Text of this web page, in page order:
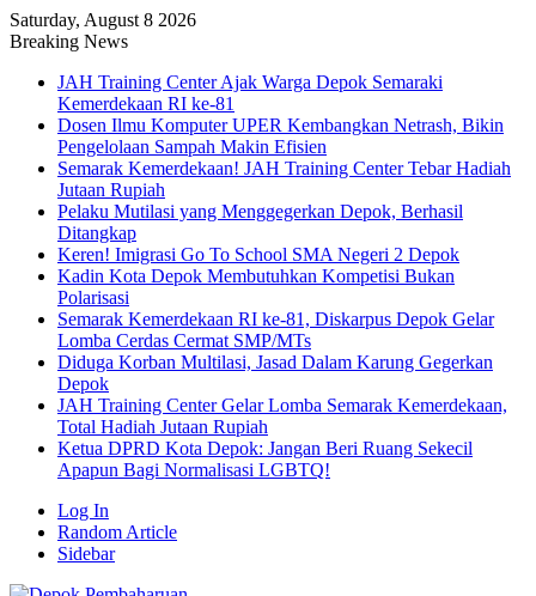
Saturday, August 8 2026
Breaking News
JAH Training Center Ajak Warga Depok Semaraki
Kemerdekaan RI ke-81
Dosen Ilmu Komputer UPER Kembangkan Netrash, Bikin
Pengelolaan Sampah Makin Efisien
Semarak Kemerdekaan! JAH Training Center Tebar Hadiah
Jutaan Rupiah
Pelaku Mutilasi yang Menggegerkan Depok, Berhasil
Ditangkap
Keren! Imigrasi Go To School SMA Negeri 2 Depok
Kadin Kota Depok Membutuhkan Kompetisi Bukan
Polarisasi
Semarak Kemerdekaan RI ke-81, Diskarpus Depok Gelar
Lomba Cerdas Cermat SMP/MTs
Diduga Korban Multilasi, Jasad Dalam Karung Gegerkan
Depok
JAH Training Center Gelar Lomba Semarak Kemerdekaan,
Total Hadiah Jutaan Rupiah
Ketua DPRD Kota Depok: Jangan Beri Ruang Sekecil
Apapun Bagi Normalisasi LGBTQ!
Log In
Random Article
Sidebar